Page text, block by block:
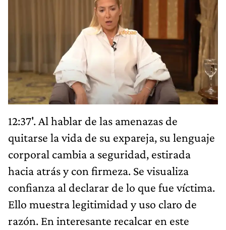
12:37'. Al hablar de las amenazas de
quitarse la vida de su expareja, su lenguaje
corporal cambia a seguridad, estirada
hacia atrás y con firmeza. Se visualiza
confianza al declarar de lo que fue víctima.
Ello muestra legitimidad y uso claro de
razón. En interesante recalcar en este